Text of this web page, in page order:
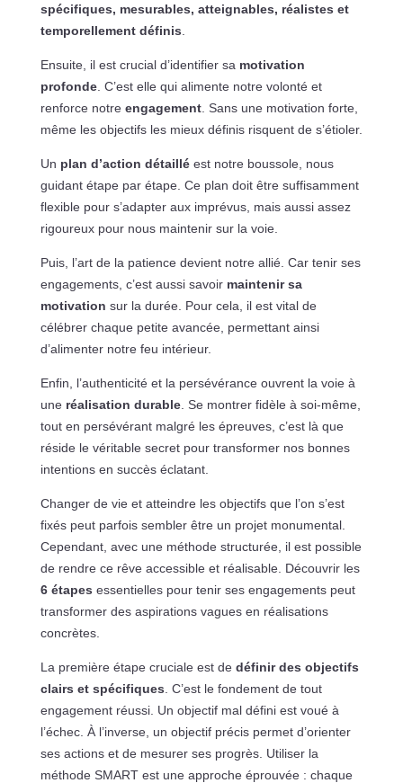
spécifiques, mesurables, atteignables, réalistes et
temporellement définis
Ensuite, il est crucial d’identifier sa motivation
profonde. C’est elle qui alimente notre volonté et
renforce notre engagement. Sans une motivation forte,
même les objectifs les mieux définis risquent de s’étioler.
Un plan d’action détailléest notre boussole, nous
guidant étape par étape. Ce plan doit être suffisamment
flexible pour s’adapter aux imprévus, mais aussi assez
rigoureux pour nous maintenir sur la voie.
Puis, l’art de la patience devient notre allié. Car tenir ses
engagements, c’est aussi savoir maintenir sa
motivation sur la durée. Pour cela, il est vital de
célébrer chaque petite avancée, permettant ainsi
d’alimenter notre feu intérieur.
Enfin, l’authenticité et la persévérance ouvrent la voie à
une réalisation durable. Se montrer fidèle à soi-même,
tout en persévérant malgré les épreuves, c’est là que
réside le véritable secret pour transformer nos bonnes
intentions en succès éclatant.
Changer de vie et atteindre les objectifs que l’on s’est
fixés peut parfois sembler être un projet monumental.
Cependant, avec une méthode structurée, il est possible
de rendre ce rêve accessible et réalisable. Découvrir les
6 étapes essentielles pour tenir ses engagements peut
transformer des aspirations vagues en réalisations
concrètes.
La première étape cruciale est de définir des objectifs
clairs et spécifiques . C’est le fondement de tout
engagement réussi. Un objectif mal défini est voué à
l’échec. À l’inverse, un objectif précis permet d’orienter
ses actions et de mesurer ses progrès. Utiliser la
méthode SMART est une approche éprouvée : chaque